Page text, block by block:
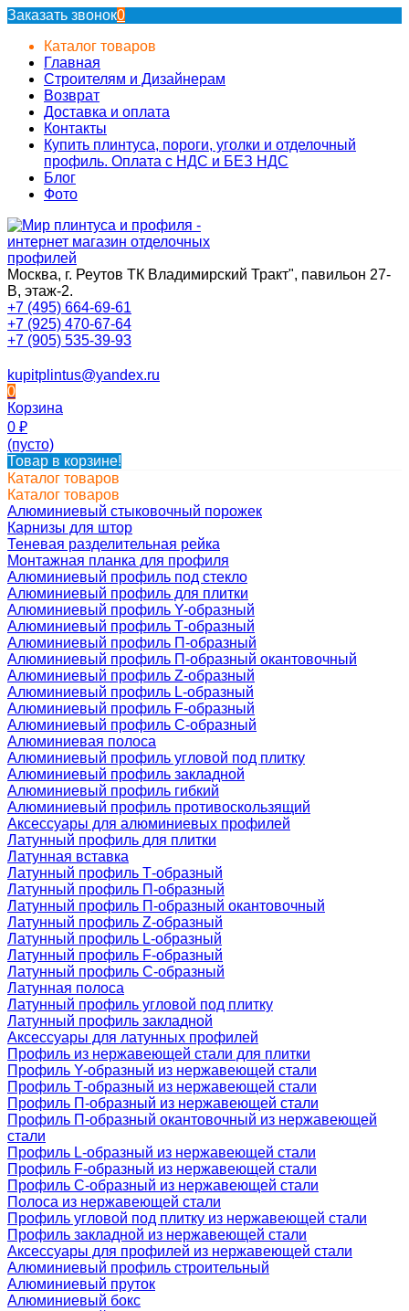
Заказать звонок0
Каталог товаров
Главная
Строителям и Дизайнерам
Возврат
Доставка и оплата
Контакты
Купить плинтуса, пороги, уголки и отделочный
профиль. Оплата с НДС и БЕЗ НДС
Блог
Фото
Москва, г. Реутов ТК Владимирский Тракт", павильон 27-
В, этаж-2.
+7 (495) 664-69-61
+7 (925) 470-67-64
+7 (905) 535-39-93
kupitplintus@yandex.ru
0
Корзина
0 ₽
(пусто)
Товар в корзине!
Каталог товаров
Каталог товаров
Алюминиевый стыковочный порожек
Карнизы для штор
Теневая разделительная рейка
Монтажная планка для профиля
Алюминиевый профиль под стекло
Алюминиевый профиль для плитки
Алюминиевый профиль Y-образный
Алюминиевый профиль Т-образный
Алюминиевый профиль П-образный
Алюминиевый профиль П-образный окантовочный
Алюминиевый профиль Z-образный
Алюминиевый профиль L-образный
Алюминиевый профиль F-образный
Алюминиевый профиль C-образный
Алюминиевая полоса
Алюминиевый профиль угловой под плитку
Алюминиевый профиль закладной
Алюминиевый профиль гибкий
Алюминиевый профиль противоскользящий
Аксессуары для алюминиевых профилей
Латунный профиль для плитки
Латунная вставка
Латунный профиль Т-образный
Латунный профиль П-образный
Латунный профиль П-образный окантовочный
Латунный профиль Z-образный
Латунный профиль L-образный
Латунный профиль F-образный
Латунный профиль C-образный
Латунная полоса
Латунный профиль угловой под плитку
Латунный профиль закладной
Аксессуары для латунных профилей
Профиль из нержавеющей стали для плитки
Профиль Y-образный из нержавеющей стали
Профиль Т-образный из нержавеющей стали
Профиль П-образный из нержавеющей стали
Профиль П-образный окантовочный из нержавеющей
стали
Профиль L-образный из нержавеющей стали
Профиль F-образный из нержавеющей стали
Профиль C-образный из нержавеющей стали
Полоса из нержавеющей стали
Профиль угловой под плитку из нержавеющей стали
Профиль закладной из нержавеющей стали
Аксессуары для профилей из нержавеющей стали
Алюминиевый профиль строительный
Алюминиевый пруток
Алюминиевый бокс